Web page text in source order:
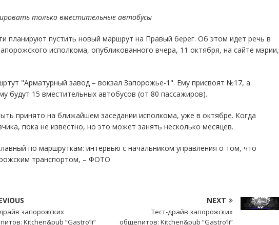
только вместительные автобусы
планируют пустить новый маршрут на Правый берег. Об этом идет речь в
исполкома, опубликованного вчера, 11 октября, на сайте мэрии,
"Арматурный завод – вокзал Запорожье-1". Ему присвоят №17, а
будут 15 вместительных автобусов (от 80 пассажиров).
принято на ближайшем заседании исполкома, уже в октябре. Когда
пока не известно, но это может занять несколько месяцев.
по маршруткам: интервью с начальником управления о том, что
транспортом, – ФОТО
запорожских
Kitchen&pub “Gastro’li”
NEXT
Тест-драйв запорожских
общепитов: Kitchen&pub “Gastro’li”